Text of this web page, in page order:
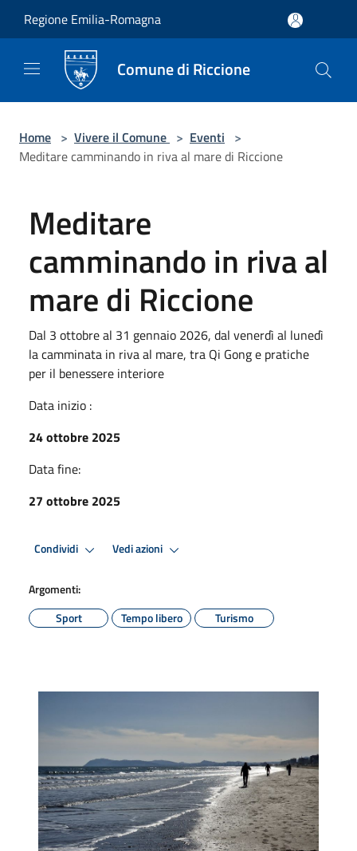
Regione Emilia-Romagna
Comune di Riccione
Home > Vivere il Comune > Eventi >
Meditare camminando in riva al mare di Riccione
Meditare
camminando in riva al
mare di Riccione
Dal 3 ottobre al 31 gennaio 2026, dal venerdì al lunedì
la camminata in riva al mare, tra Qi Gong e pratiche
per il benessere interiore
Data inizio :
24 ottobre 2025
Data fine:
27 ottobre 2025
Condividi Vedi azioni
Argomenti:
Sport
Tempo libero Turismo